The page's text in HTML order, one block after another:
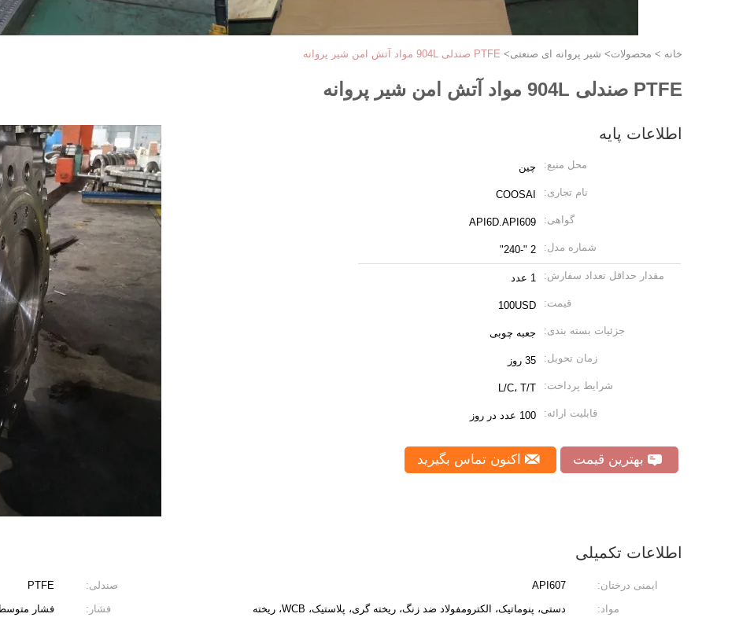
خانه > محصولات> شیر پروانه ای صنعتی> PTFE صندلی 904L مواد آتش امن شیر پروانه
PTFE صندلی 904L مواد آتش امن شیر پروانه
اطلاعات پایه
محل منبع: چین
نام تجاری: COOSAI
گواهی: API6D.API609
شماره مدل: 2 "-240"
مقدار حداقل تعداد سفارش: 1 عدد
قیمت: 100USD
جزئیات بسته بندی: جعبه چوبی
زمان تحویل: 35 روز
شرایط پرداخت: L/C، T/T
قابلیت ارائه: 100 عدد در روز
بهترین قیمت اکنون تماس بگیرید
اطلاعات تکمیلی
ایمنی درختان: API607 صندلی:
PTFE
مواد:
دستی، پنوماتیک، الکترومفولاد ضد زنگ، ریخته گری، پلاستیک، WCB، ریخته
فشار: